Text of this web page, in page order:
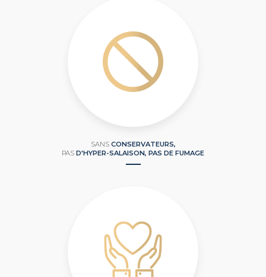
SANS CONSERVATEURS,
PAS D'HYPER-SALAISON, PAS DE FUMAGE